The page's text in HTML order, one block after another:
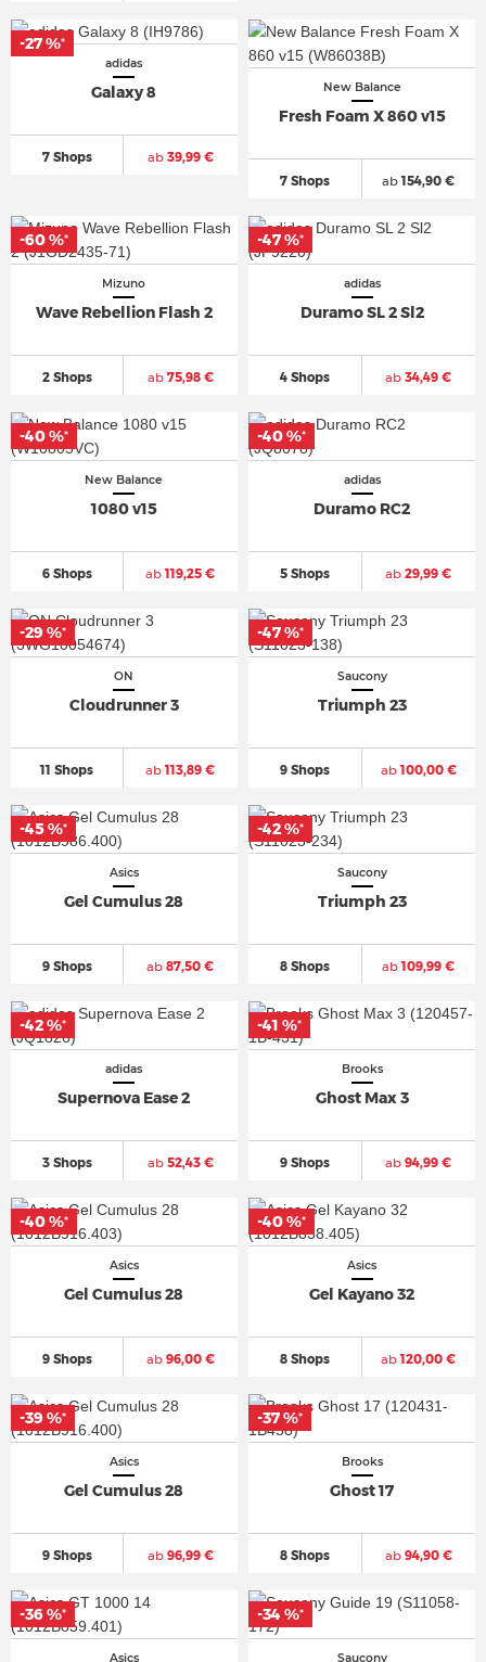
adidas
Galaxy 8
7 Shops ab39,99 €
-27 %*
New Balance
Fresh Foam X 860 v15
7 Shops ab154,90 €
Mizuno
Wave Rebellion Flash 2
2 Shops ab75,98 €
-60 %*
adidas
Duramo SL 2 Sl2
4 Shops ab 34,49 €
-47 %*
New Balance
1080 v15
6 Shops ab119,25 €
-40 %*
adidas
Duramo RC2
5 Shops ab 29,99 €
-40 %*
ON
Cloudrunner 3
11 Shops ab113,89 €
-29 %*
Saucony
Triumph 23
9 Shops ab100,00 €
-47 %*
Asics
Gel Cumulus 28
9 Shops ab 87,50 €
-45 %*
Saucony
Triumph 23
8 Shops ab109,99 €
-42 %*
adidas
Supernova Ease 2
3 Shops ab52,43 €
-42 %*
Brooks
Ghost Max 3
9 Shops ab 94,99 €
-41 %*
Asics
Gel Cumulus 28
9 Shops ab96,00 €
-40 %*
Asics
Gel Kayano 32
8 Shops ab120,00 €
-40 %*
Asics
Gel Cumulus 28
9 Shops ab96,99 €
-39 %*
Brooks
Ghost 17
8 Shops ab94,90 €
-37 %*
Asics
-36 %*
Saucony
-34 %*